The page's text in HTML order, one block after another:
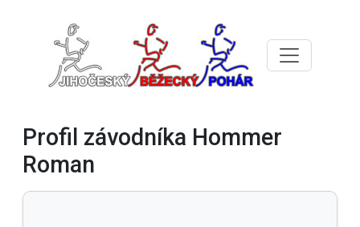
Profil závodníka Hommer
Roman